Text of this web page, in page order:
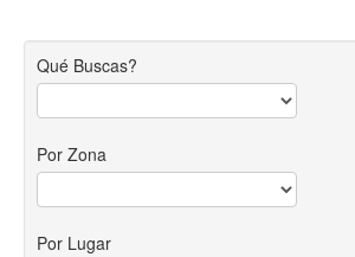
Qué Buscas?
Por Zona
Por Lugar